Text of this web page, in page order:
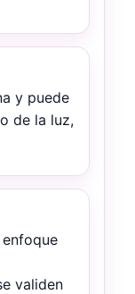
y puede
de la luz,
validen